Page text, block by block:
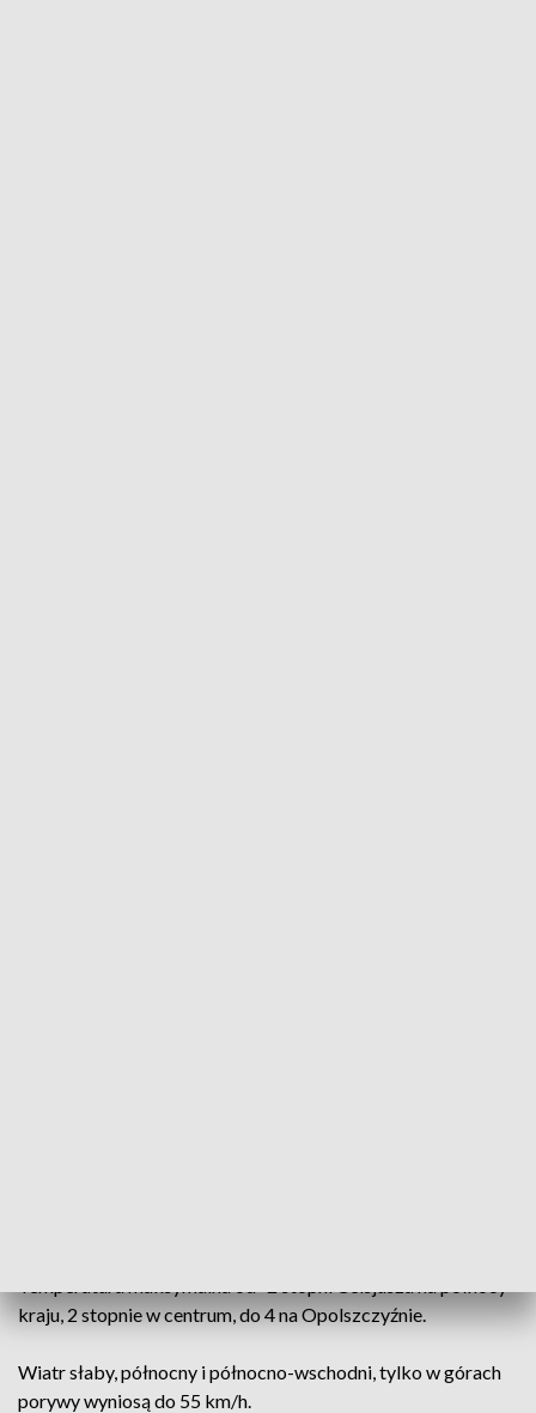
kraju, 2 stopnie w centrum, do 4 na Opolszczyźnie.
Wiatr słaby, północny i północno-wschodni, tylko w górach
porywy wyniosą do 55 km/h.